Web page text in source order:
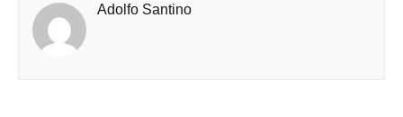
Adolfo Santino